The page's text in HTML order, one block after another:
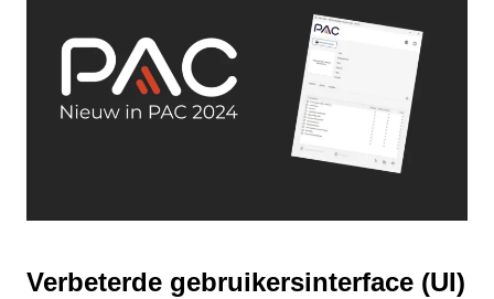
Verbeterde gebruikersinterface (UI)